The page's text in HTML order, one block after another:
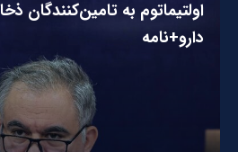
اولتیماتوم به تامین‌کنندگان
دارو+نامه